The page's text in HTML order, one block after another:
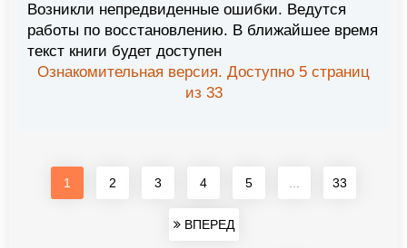
Возникли непредвиденные ошибки. Ведутся
работы по восстановлению. В ближайшее время
текст книги будет доступен
Ознакомительная версия. Доступно 5 страниц
из 33
1 2 3 4 5 33
ВПЕРЕД